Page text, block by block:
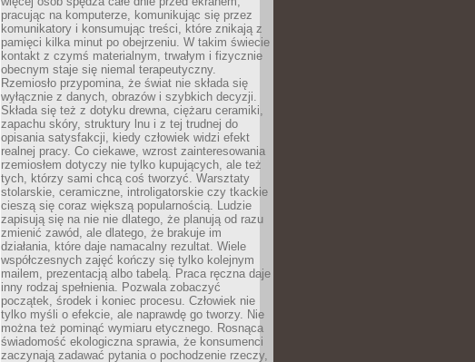
pracując na komputerze, komunikując się przez
komunikatory i konsumując treści, które znikają z
pamięci kilka minut po obejrzeniu. W takim świecie
kontakt z czymś materialnym, trwałym i fizycznie
obecnym staje się niemal terapeutyczny.
Rzemiosło przypomina, że świat nie składa się
wyłącznie z danych, obrazów i szybkich decyzji.
Składa się też z dotyku drewna, ciężaru ceramiki,
zapachu skóry, struktury lnu i z tej trudnej do
opisania satysfakcji, kiedy człowiek widzi efekt
realnej pracy. Co ciekawe, wzrost zainteresowania
rzemiosłem dotyczy nie tylko kupujących, ale też
tych, którzy sami chcą coś tworzyć. Warsztaty
stolarskie, ceramiczne, introligatorskie czy tkackie
cieszą się coraz większą popularnością. Ludzie
zapisują się na nie nie dlatego, że planują od razu
zmienić zawód, ale dlatego, że brakuje im
działania, które daje namacalny rezultat. Wiele
współczesnych zajęć kończy się tylko kolejnym
mailem, prezentacją albo tabelą. Praca ręczna daje
inny rodzaj spełnienia. Pozwala zobaczyć
początek, środek i koniec procesu. Człowiek nie
tylko myśli o efekcie, ale naprawdę go tworzy. Nie
można też pominąć wymiaru etycznego. Rosnąca
świadomość ekologiczna sprawia, że konsumenci
zaczynają zadawać pytania o pochodzenie rzeczy,